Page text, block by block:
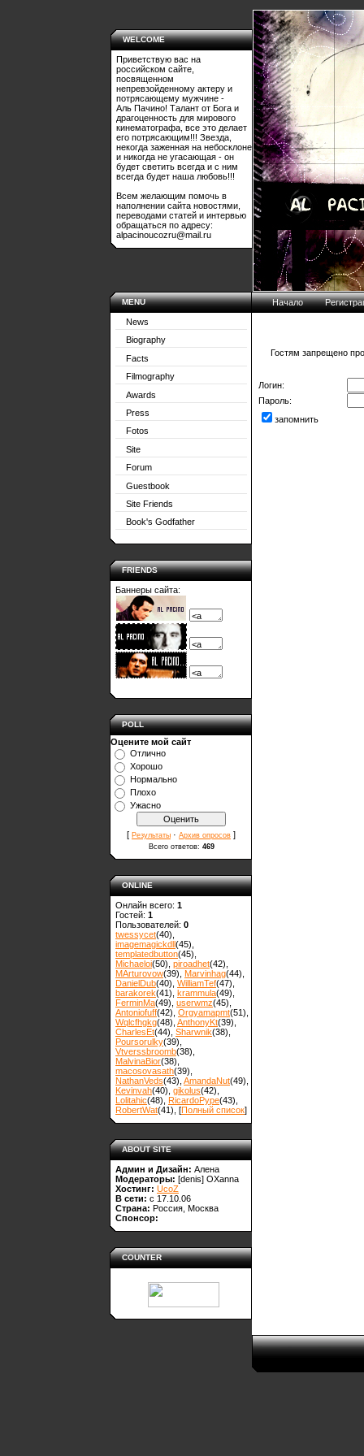
WELCOME
Приветствую вас на
российском сайте,
посвященном
непревзойденному актеру и
потрясающему мужчине -
Аль Пачино! Талант от Бога и
драгоценность для мирового
кинематографа, все это делает
его потрясающим!!! Звезда,
некогда заженная на небосклоне
и никогда не угасающая - он
будет светить всегда и с ним
всегда будет наша любовь!!!
Всем желающим помочь в
наполнении сайта новостями,
переводами статей и интервью
обращаться по адресу:
alpacinoucozru@mail.ru
MENU
News
Biography
Facts
Filmography
Awards
Press
Fotos
Site
Forum
Guestbook
Site Friends
Book's Godfather
FRIENDS
Баннеры сайта:
POLL
Оцените мой сайт
Отлично
Хорошо
Нормально
Плохо
Ужасно
[ Результаты · Архив опросов ]
Всего ответов: 469
ONLINE
Онлайн всего: 1
Гостей: 1
Пользователей: 0
twessycet(40)
imagemagickdll(45)
templatedbutton(45)
Michaeloi(50) piroadhet(42)
MArturovow(39) Marvinhag(44)
DanielDub(40) WilliamTef(47)
barakorek(41) krammula(49)
FerminMa(49) userwmz(45)
Antoniofuff(42) Orgyamapmt(51)
Wqlcfhgkg(48) AnthonyKt(39)
CharlesEt(44) Sharwnik(38)
Poursorulky(39)
Vtverssbroomb(38)
MalvinaBior(38)
macosovasath(39)
NathanVeds(43) AmandaNut(49)
Kevinvah(40) gikolus(42)
Lolitahic(48) RicardoPype(43)
RobertWat(41) , [Полный список]
ABOUT SITE
Админ и Дизайн: Алена
Модераторы: [denis] OXanna
Хостинг: UcoZ
В сети: с 17.10.06
Страна: Россия, Москва
Спонсор:
COUNTER
Начало
Гостям запрещено
Логин:
Пароль:
запомнить